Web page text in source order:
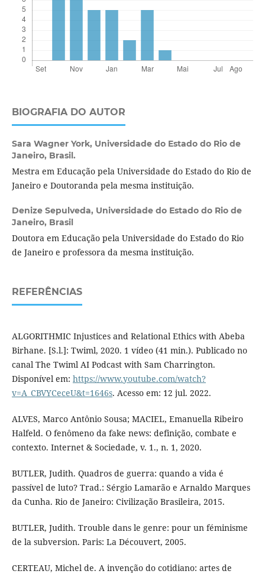
BIOGRAFIA DO AUTOR
Sara Wagner York, Universidade do Estado do Rio de
Janeiro, Brasil.
Mestra em Educação pela Universidade do Estado do Rio de
Janeiro e Doutoranda pela mesma instituição.
Denize Sepulveda, Universidade do Estado do Rio de
Janeiro, Brasil
Doutora em Educação pela Universidade do Estado do Rio
de Janeiro e professora da mesma instituição.
REFERÊNCIAS
ALGORITHMIC Injustices and Relational Ethics with Abeba
Birhane. [S.l.]: Twiml, 2020. 1 vídeo (41 min.). Publicado no
canal The Twiml AI Podcast with Sam Charrington.
Disponível em: https://www.youtube.com/watch?
v=A_CBVYCeceU&t=1646s. Acesso em: 12 jul. 2022.
ALVES, Marco Antônio Sousa; MACIEL, Emanuella Ribeiro
Halfeld. O fenômeno da fake news: definição, combate e
contexto. Internet & Sociedade, v. 1., n. 1, 2020.
BUTLER, Judith. Quadros de guerra: quando a vida é
passível de luto? Trad.: Sérgio Lamarão e Arnaldo Marques
da Cunha. Rio de Janeiro: Civilização Brasileira, 2015.
BUTLER, Judith. Trouble dans le genre: pour un féminisme
de la subversion. Paris: La Découvert, 2005.
CERTEAU, Michel de. A invenção do cotidiano: artes de